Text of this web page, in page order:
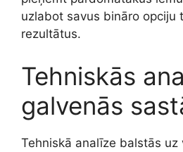
uzlabot savus bināro opciju
rezultātus.
Tehniskās
galvenās
Tehniskā analīze balstās uz